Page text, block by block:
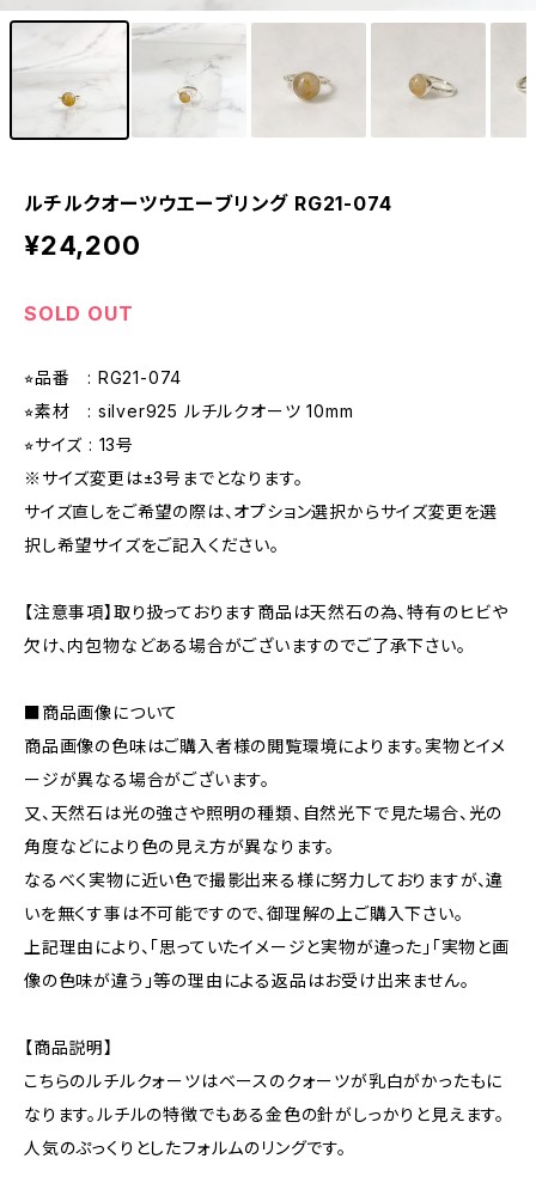
ルチルクオーツウエーブリング RG21-074
¥24,200
SOLD OUT
⭐︎品番 : RG21-074
⭐︎素材 : silver925 ルチルクオーツ 10mm
⭐︎サイズ : 13号
※サイズ変更は±3号までとなります。
サイズ直しをご希望の際は、オプション選択からサイズ変更を選
択し希望サイズをご記入ください。
【注意事項】取り扱っております商品は天然石の為、特有のヒビや
欠け、内包物などある場合がございますのでご了承下さい。
■商品画像について
商品画像の色味はご購入者様の閲覧環境によります。実物とイメ
ージが異なる場合がございます。
又、天然石は光の強さや照明の種類、自然光下で見た場合、光の
角度などにより色の見え方が異なります。
なるべく実物に近い色で撮影出来る様に努力しておりますが、違
いを無くす事は不可能ですので、御理解の上ご購入下さい。
上記理由により、｢思っていたイメージと実物が違った｣｢実物と画
像の色味が違う｣等の理由による返品はお受け出来ません。
【商品説明】
こちらのルチルクォーツはベースのクォーツが乳白がかったもに
なります。ルチルの特徴でもある金色の針がしっかりと見えます。
人気のぷっくりとしたフォルムのリングです。